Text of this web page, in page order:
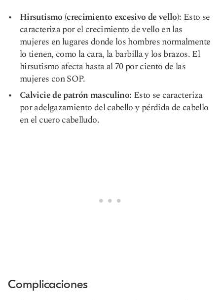
Hirsutismo (crecimiento excesivo de vello): Esto se
caracteriza por el crecimiento de vello en las
mujeres en lugares donde los hombres normalmente
lo tienen, como la cara, la barbilla y los brazos. El
hirsutismo afecta hasta al 70 por ciento de las
mujeres con SOP.
Calvicie de patrón masculino: Esto se caracteriza
por adelgazamiento del cabello y pérdida de cabello
en el cuero cabelludo.
Complicaciones